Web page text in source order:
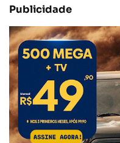
Publicidade